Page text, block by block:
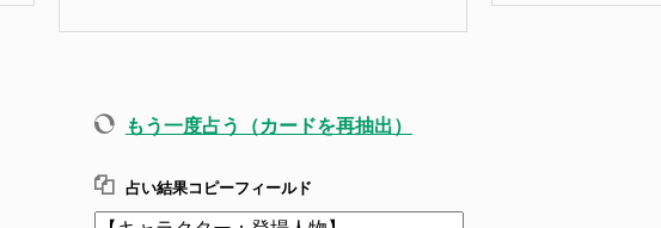
もう一度占う（カードを再抽出）
占い結果コピーフィールド